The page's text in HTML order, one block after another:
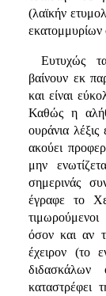
(λαϊκήν
εκατομμυρίων
Ευτυχώς
βαίνουν εκ
και είναι
Καθώς η
ουράνια
ακούει
μην
σημερινάς
έγραφε το
όσον και αν
έχειρον (το
διδασκάλων
καταστρέφει